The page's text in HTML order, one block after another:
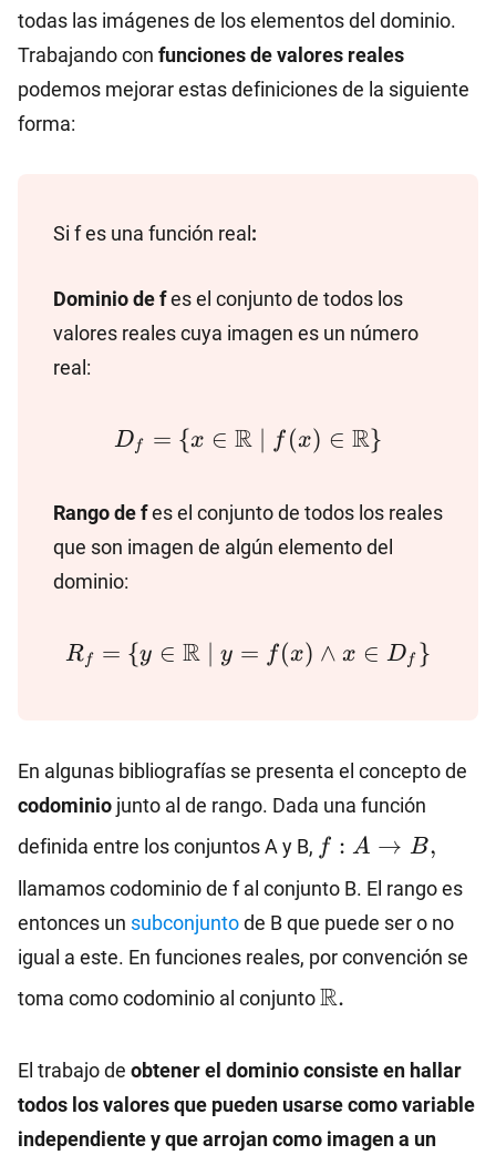
todas las imágenes de los elementos del dominio.
Trabajando con funciones de valores reales
podemos mejorar estas definiciones de la siguiente
forma:
Si f es una función real :
Dominio de fes el conjunto de todos los
valores reales cuya imagen es un número
real:
D_f=\
D f = {x ∈ R f (x) ∈ R}
Rango de fes el conjunto de todos los reales
que son imagen de algún elemento del
dominio:
R_f=\
{y∈\mathbb{R}~|~y=f(x)∧x∈D_f\}
R f = {y ∈ R y = f(x) ∧ x ∈ D f }
En algunas bibliografías se presenta el concepto de
codominio junto al de rango. Dada una función
definida entre los conjuntos A y B, f:
A→B,
f : A → B,
llamamos codominio de f al conjunto B. El rango es
entonces un subconjuntode B que puede ser o no
igual a este. En funciones reales, por convención se
toma como codominio al conjunto\mathbb{R}.
R.
El trabajo de obtener el dominio consiste en hallar
todos los valores que pueden usarse como variable
independiente y que arrojan como imagen a un